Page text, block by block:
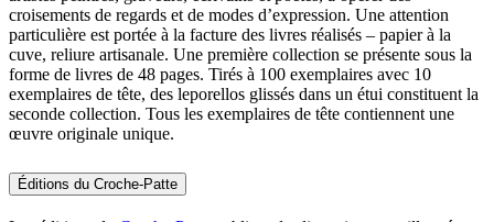
croisements de regards et de modes d’expression. Une attention
particulière est portée à la facture des livres réalisés – papier à la
cuve, reliure artisanale. Une première collection se présente sous la
forme de livres de 48 pages. Tirés à 100 exemplaires avec 10
exemplaires de tête, des leporellos glissés dans un étui constituent la
seconde collection. Tous les exemplaires de tête contiennent une
œuvre originale unique.
Éditions du Croche-Patte